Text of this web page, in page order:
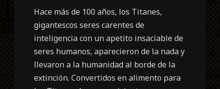
Hace más de 100 años, los Titanes,
gigantescos seres carentes de
inteligencia con un apetito insaciable de
seres humanos, aparecieron de la nada y
llevaron a la humanidad al borde de la
extinción. Convertidos en alimento para